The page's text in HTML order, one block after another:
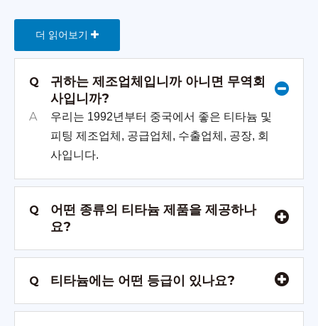
더 읽어보기
Q
귀하는 제조업체입니까 아니면 무역회
사입니까?
A
우리는 1992년부터 중국에서 좋은 티타늄 및
피팅 제조업체, 공급업체, 수출업체, 공장, 회
사입니다.
Q
어떤 종류의 티타늄 제품을 제공하나
요?
Q 티타늄에는 어떤 등급이 있나요?